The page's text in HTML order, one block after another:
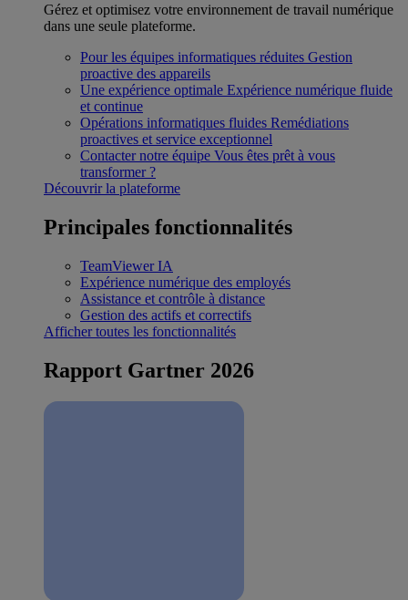
Gérez et optimisez votre environnement de travail numérique
dans une seule plateforme.
Pour les équipes informatiques réduites Gestion
proactive des appareils
Une expérience optimale Expérience numérique fluide
et continue
Opérations informatiques fluides Remédiations
proactives et service exceptionnel
Contacter notre équipe Vous êtes prêt à vous
transformer ?
Découvrir la plateforme
Principales fonctionnalités
TeamViewer IA
Expérience numérique des employés
Assistance et contrôle à distance
Gestion des actifs et correctifs
Afficher toutes les fonctionnalités
Rapport Gartner 2026